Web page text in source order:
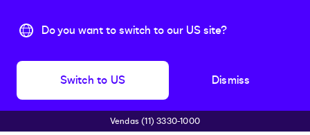
Do you want to switch to our US site?
Switch to US Dismiss
Pular para o conteúdo principal
Vendas (11) 3330-1000